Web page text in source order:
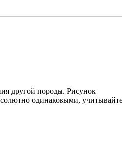
другой породы. Рисунок
одинаковыми,